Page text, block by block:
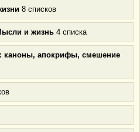
8 списков
и жизнь 4 списка
каноны, апокрифы, смешение